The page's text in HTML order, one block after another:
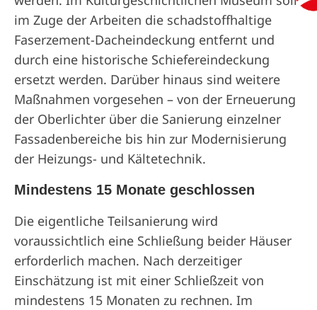
im Zuge der Arbeiten die schadstoffhaltige
Faserzement-Dacheindeckung entfernt und
durch eine historische Schiefereindeckung
ersetzt werden. Darüber hinaus sind weitere
Maßnahmen vorgesehen – von der Erneuerung
der Oberlichter über die Sanierung einzelner
Fassadenbereiche bis hin zur Modernisierung
der Heizungs- und Kältetechnik.
Mindestens 15 Monate geschlossen
Die eigentliche Teilsanierung wird
voraussichtlich eine Schließung beider Häuser
erforderlich machen. Nach derzeitiger
Einschätzung ist mit einer Schließzeit von
mindestens 15 Monaten zu rechnen. Im